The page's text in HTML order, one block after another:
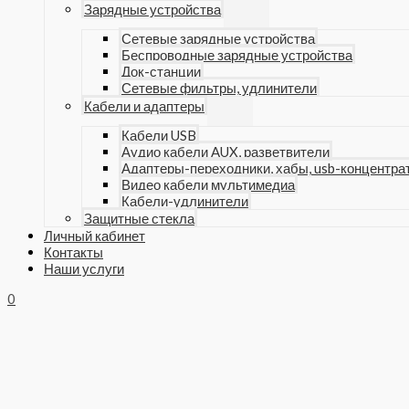
Зарядные устройства
Сетевые зарядные устройства
Беспроводные зарядные устройства
Док-станции
Сетевые фильтры, удлинители
Кабели и адаптеры
Кабели USB
Аудио кабели AUX, разветвители
Адаптеры-переходники, хабы, usb-
Видео кабели мультимедиа
Кабели-удлинители
Защитные стекла
Личный кабинет
Контакты
Наши услуги
0